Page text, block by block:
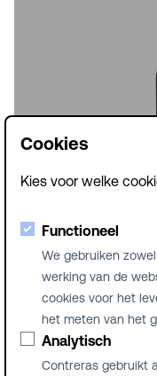
©
Cookies
Kies voor welke
Functioneel
We gebruiken
werking van de
cookies voor het
het meten van het
Analytisch
Contreras gebruikt